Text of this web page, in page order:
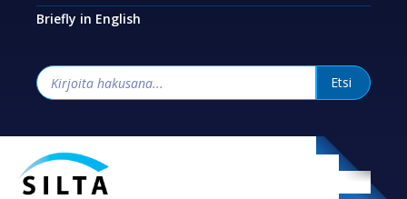
Briefly in English